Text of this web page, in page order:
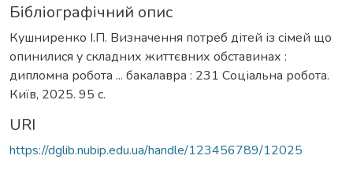
Бібліографічний опис
Кушниренко І.П. Визначення потреб дітей із сімей що
опинилися у складних життєвних обставинах :
дипломна робота ... бакалавра : 231 Соціальна робота.
Київ, 2025. 95 с.
URI
https://dglib.nubip.edu.ua/handle/123456789/12025